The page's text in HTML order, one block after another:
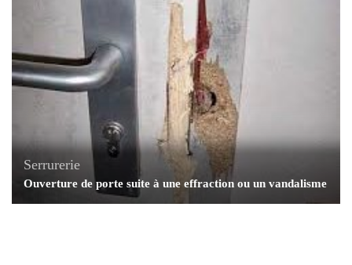
Serrurerie
Ouverture de porte suite à une effraction ou un vandalisme